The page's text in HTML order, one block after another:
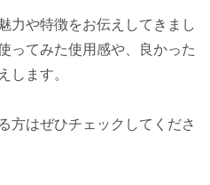
力や特徴をお伝えしてきまし
ってみた使用感や、良かった
します。
方はぜひチェックしてくださ